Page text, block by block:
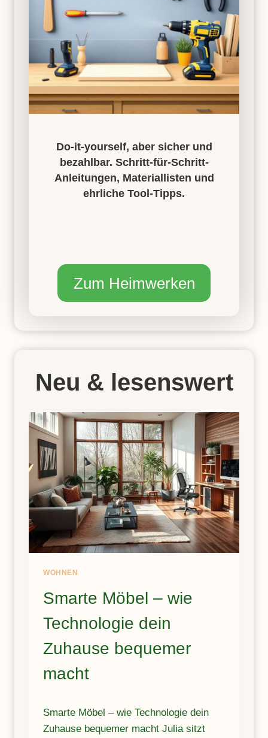
Do-it-yourself, aber sicher und
bezahlbar. Schritt-für-Schritt-
Anleitungen, Materiallisten und
ehrliche Tool-Tipps.
Zum Heimwerken
Neu & lesenswert
WOHNEN
Smarte Möbel – wie
Technologie dein
Zuhause bequemer
macht
Smarte Möbel – wie Technologie dein
Zuhause bequemer macht Julia sitzt